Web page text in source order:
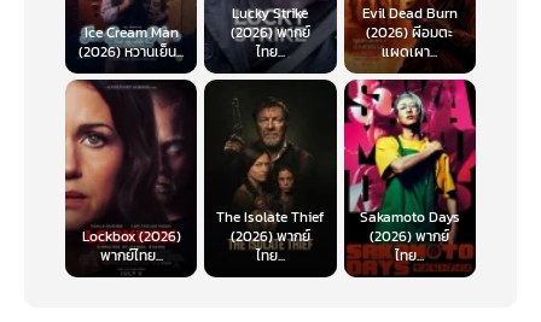
Ice Cream Man
(2026) หวานเย็น...
Lucky Strike
(2026) พากย์
ไทย...
Evil Dead Burn
(2026) ผีอมตะ
แผดเผา...
Lockbox (2026)
พากย์ไทย...
The Isolate Thief
(2026) พากย์
ไทย...
Sakamoto Days
(2026) พากย์
ไทย...